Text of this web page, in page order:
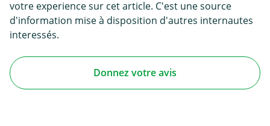
votre experience sur cet article. C'est une source
d'information mise à disposition d'autres internautes
interessés.
Donnez votre avis